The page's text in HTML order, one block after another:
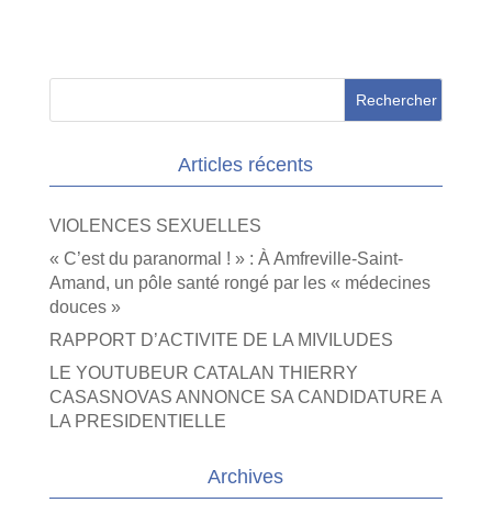
Articles récents
VIOLENCES SEXUELLES
« C’est du paranormal ! » : À Amfreville-Saint-
Amand, un pôle santé rongé par les « médecines
douces »
RAPPORT D’ACTIVITE DE LA MIVILUDES
LE YOUTUBEUR CATALAN THIERRY
CASASNOVAS ANNONCE SA CANDIDATURE A
LA PRESIDENTIELLE
Archives